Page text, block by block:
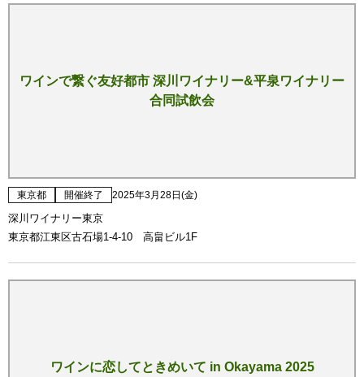
ワインで繋ぐ友好都市 深川ワイナリー&平泉ワイナリー
合同試飲会
東京都 開催終了 2025年3月28日(金)
深川ワイナリー東京
東京都江東区古石場1-4-10 高畠ビル1F
ワインに恋してときめいて in Okayama 2025